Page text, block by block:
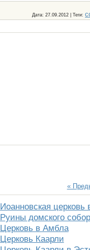
Дата: 27.09.2012 |Теги:
«
Иоанновская церковь
Руины домского
Церковь в Амбла
Церковь Каарли